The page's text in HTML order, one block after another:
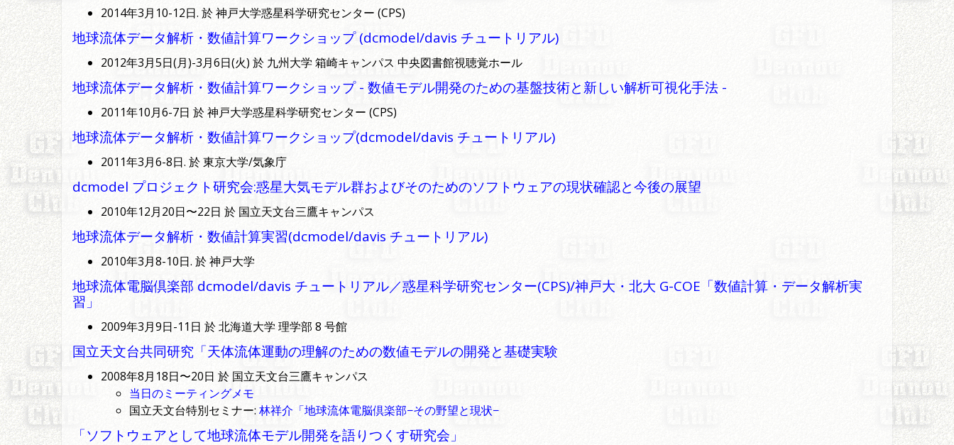
2014年3月10-12日. 於 神戸大学惑星科学研究センター (CPS)
地球流体データ解析・数値計算ワークショップ (dcmodel/davis チュートリアル)
2012年3月5日(月)-3月6日(火) 於 九州大学 箱崎キャンパス 中央図書館視聴覚ホール
地球流体データ解析・数値計算ワークショップ - 数値モデル開発のための基盤技術と新しい解析可視化手法 -
2011年10月6-7日 於 神戸大学惑星科学研究センター (CPS)
地球流体データ解析・数値計算ワークショップ(dcmodel/davis チュートリアル)
2011年3月6-8日. 於 東京大学/気象庁
dcmodel プロジェクト研究会:惑星大気モデル群およびそのためのソフトウェアの現状確認と今後の展望
2010年12月20日〜22日 於 国立天文台三鷹キャンパス
地球流体データ解析・数値計算実習(dcmodel/davis チュートリアル)
2010年3月8-10日. 於 神戸大学
地球流体電脳倶楽部 dcmodel/davis チュートリアル／惑星科学研究センター(CPS)/神戸大・北大 G-COE「数値計算・データ解析実
習」
2009年3月9日-11日 於 北海道大学 理学部 8 号館
国立天文台共同研究「天体流体運動の理解のための数値モデルの開発と基礎実験
2008年8月18日〜20日 於 国立天文台三鷹キャンパス
当日のミーティングメモ
国立天文台特別セミナー: 林祥介「地球流体電脳倶楽部−その野望と現状−
「ソフトウェアとして地球流体モデル開発を語りつくす研究会」